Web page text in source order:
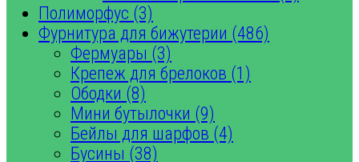
Полиморфус (3)
Фурнитура для бижутерии (486)
Фермуары (3)
Крепеж для брелоков (1)
Ободки (8)
Мини бутылочки (9)
Бейлы для шарфов (4)
Бусины (38)